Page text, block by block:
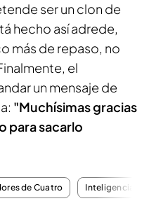
ser un clon de
hecho así adrede,
más de repaso, no
el
un mensaje de
"Muchísimas gracias
para sacarlo
de Cuatro Inteligencia